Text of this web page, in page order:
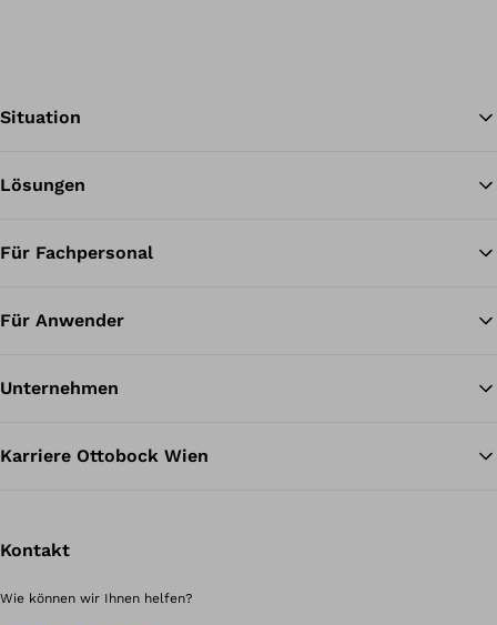
Situation
Lösungen
Für Fachpersonal
Für Anwender
Unternehmen
Karriere Ottobock Wien
Kontakt
Wie können wir Ihnen helfen?